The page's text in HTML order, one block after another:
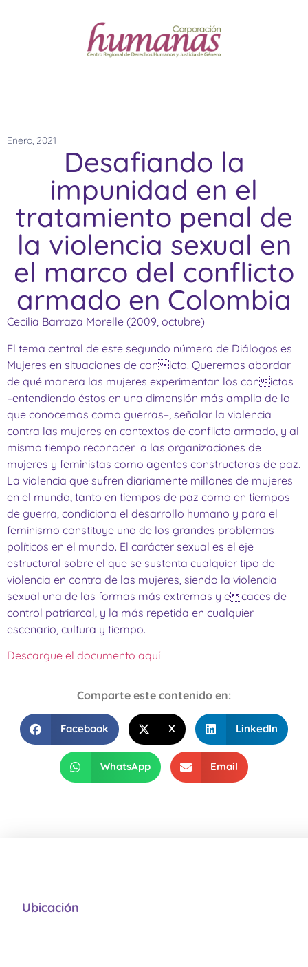
Enero, 2021
Desafiando la
impunidad en el
tratamiento penal de
la violencia sexual en
el marco del conflicto
armado en Colombia
Cecilia Barraza Morelle (2009, octubre)
El tema central de este segundo número de Diálogos es
Mujeres en situaciones de conicto. Queremos abordar
de qué manera las mujeres experimentan los conictos
–entendiendo éstos en una dimensión más amplia de lo
que conocemos como guerras–, señalar la violencia
contra las mujeres en contextos de conflicto armado, y al
mismo tiempo reconocer a las organizaciones de
mujeres y feministas como agentes constructoras de paz.
La violencia que sufren diariamente millones de mujeres
en el mundo, tanto en tiempos de paz como en tiempos
de guerra, condiciona el desarrollo humano y para el
feminismo constituye uno de los grandes problemas
políticos en el mundo. El carácter sexual es el eje
estructural sobre el que se sustenta cualquier tipo de
violencia en contra de las mujeres, siendo la violencia
sexual una de las formas más extremas y ecaces de
control patriarcal, y la más repetida en cualquier
escenario, cultura y tiempo.
Descargue el documento aquí
Comparte este contenido en:
Facebook X LinkedIn
WhatsApp Email
Ubicación